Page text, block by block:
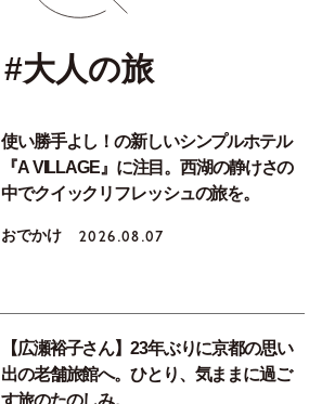
#大人の旅
使い勝手よし！の新しいシンプルホテル
『A VILLAGE』に注目。西湖の静けさの
中でクイックリフレッシュの旅を。
おでかけ 2026.08.07
【広瀬裕子さん】23年ぶりに京都の思い
出の老舗旅館へ。ひとり、気ままに過ご